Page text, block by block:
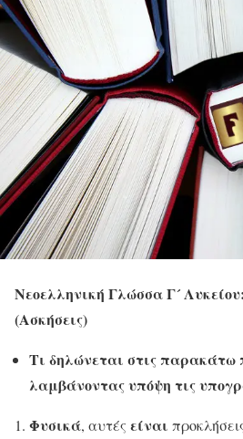
Νεοελληνική Γλώσσα Γ´
(Ασκήσεις)
Τι δηλώνεται στις παρακάτω
λαμβάνοντας υπόψη τις
Φυσικά, αυτές είναι